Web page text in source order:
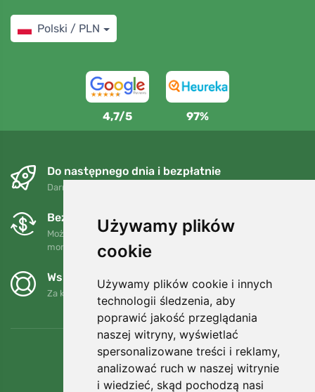
Używamy plików
cookie
Używamy plików cookie i innych
technologii śledzenia, aby
poprawić jakość przeglądania
naszej witryny, wyświetlać
spersonalizowane treści i reklamy,
analizować ruch w naszej witrynie
i wiedzieć, skąd pochodzą nasi
Polski / PLN
4,7/5 97%
Do następnego dnia i bezpłatnie
Darmowa wysyłka dla zamówień powyżej 250 PLN
Bezpłatne wymiany i zwroty
Możesz zwrócić lub wymienić swoje zamówienie w dowolnym
momencie w ciągu 90 dni.
Wspieramy Trees.org
Za każde zamówienie sadzimy drzewo! Czytaj więcej